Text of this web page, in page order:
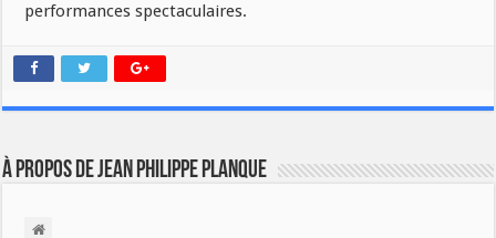
performances spectaculaires.
À propos de Jean Philippe Planque